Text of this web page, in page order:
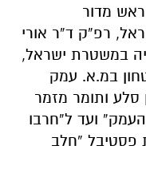
ראש מדור
רפ”ק ד”ר אורי
במשטרת ישראל,
במ.א. עמק
סלע ותומר מזמר
ועד ל”חרבו
פסטיבל “חלב